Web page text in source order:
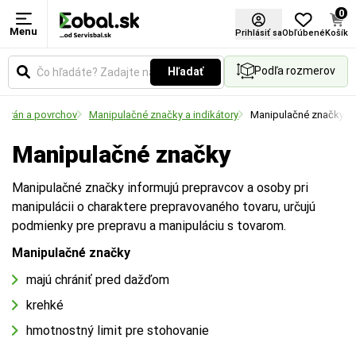
Menu Prihlásiť saObľúbené
0
Košík
Hľadať Podľa rozmerov
hrán a povrchov Manipulačné značky a indikátory Manipulačné značky
Manipulačné značky
Manipulačné značky informujú prepravcov a osoby pri
manipulácii o charaktere prepravovaného tovaru, určujú
podmienky pre prepravu a manipuláciu s tovarom.
Manipulačné značky
majú chrániť pred dažďom
krehké
hmotnostný limit pre stohovanie